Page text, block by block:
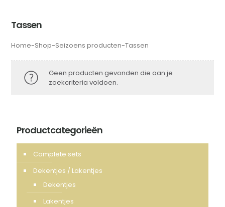
Tassen
Home-Shop-Seizoens producten-Tassen
Geen producten gevonden die aan je
zoekcriteria voldoen.
Productcategorieën
Complete sets
Dekentjes / Lakentjes
Dekentjes
Lakentjes